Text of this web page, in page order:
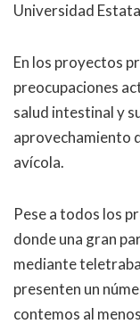
Universidad
En los proyectos
preocupaciones
salud intestinal y
aprovechamiento
avícola.
Pese a todos los
donde una gran
mediante
presenten un
contemos al